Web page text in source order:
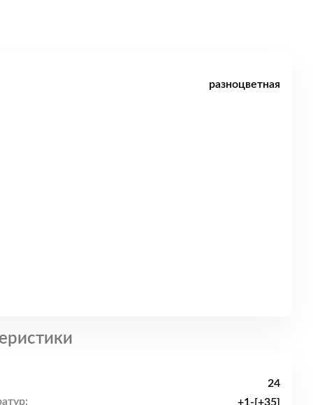
разноцветная
24
+1-[+35]